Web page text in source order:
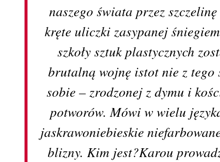
naszego świata przez
kręte uliczki zasypanej
szkoły sztuk plastycznych
brutalną wojnę istot nie z
sobie – zrodzonej z dymu i
potworów. Mówi w wielu
jaskrawoniebieskie
blizny. Kim jest?Karou